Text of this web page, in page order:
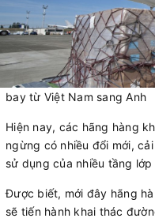
bay từ Việt Nam sang Anh
Hiện nay, các hãng hàng
ngừng có nhiều đổi mới,
sử dụng của nhiều tầng lớp
Được biết, mới đây hãng
sẽ tiến hành khai thác